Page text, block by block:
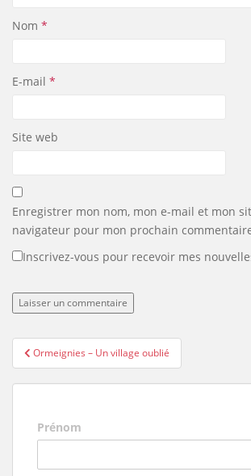
Nom *
E-mail *
Site web
Enregistrer mon nom, mon e-mail et mon
navigateur pour mon prochain
Inscrivez-vous pour recevoir mes
Navigation
de
l’article
Ormeignies – Un village oublié
Prénom